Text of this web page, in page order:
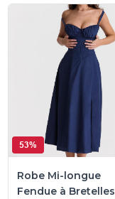
53%
Robe Mi-longue
Fendue à Bretelles